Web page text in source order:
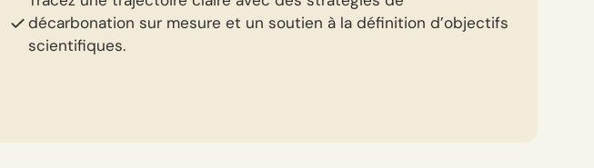
décarbonation sur mesure et un soutien à la définition d’objectifs
scientifiques.